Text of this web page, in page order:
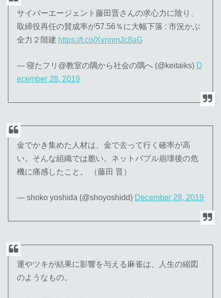
サイバーエージェント藤田晋さんの求心力に陰り、
取締役再任の賛成率が57.56％に大幅下落 : 市況かぶ
全力２階建 https://t.co/XvnnmJc8aG
— 寝たフリ@教室の隅から社会の隅へ (@keitaiks) D
ecember 28, 2019
金でかき集めた人材は、金で去って行く確率が高
い。そんな組織では脆い。ネットバブル崩壊後の危
機に痛感したこと。 （藤田 晋）
— shoko yoshida (@shoyoshidd) December 28, 2019
運やツキが結果に影響を与える麻雀は、人生の縮図
のようなもの。